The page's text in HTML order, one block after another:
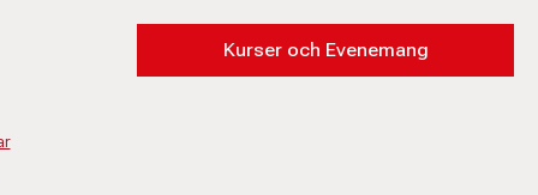
Kurser och Evenemang